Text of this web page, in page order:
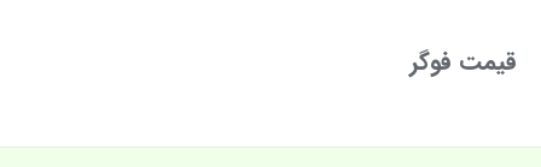
قیمت فوگر